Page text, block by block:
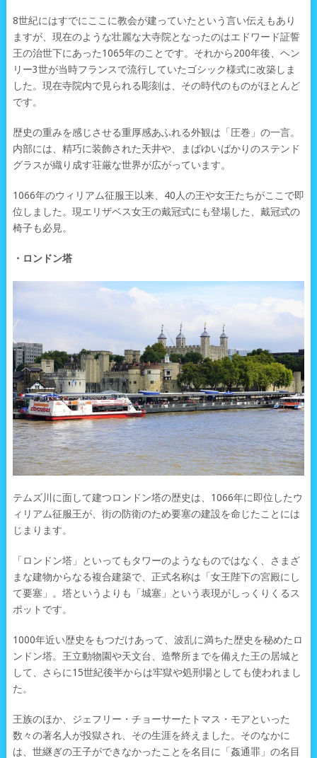
8世紀にはすでにここに教会が建っていたという言い伝えもあり
ますが、現在のような壮麗な大寺院となったのはエドワード証誓
王の治世下にあった1065年のことです。それから200年後、ヘン
リー3世が当時フランスで流行していたゴシック様式に改築しま
した。現在寺院内で見られる彫刻は、その時代のものがほとんど
です。
歴史の重みを感じさせる重厚感あふれる外観は「圧巻」の一言。
内部には、精巧に装飾された天井や、まばゆいばかりのステンド
グラスが織り成す荘厳な世界が広がっています。
1066年のウィリアム征服王以来、40人の王や女王たちがここで即
位しました。現エリザベス女王の戴冠式にも登場した、戴冠式の
椅子も必見。
・ロンドン塔
テムズ川に面して建つロンドン塔の歴史は、1066年に即位したウ
ィリアム征服王が、街の防衛のため要塞の建設を命じたことには
じまります。
「ロンドン塔」といってもタワーのようなものではなく、さまざ
まな建物からなる複合建築で、正式名称は「女王陛下の宮殿にし
て要塞」。塔というよりも「城塞」という表現がしっくりくるス
ポットです。
1000年近い歴史をもつだけあって、波乱に満ちた歴史を秘めたロ
ンドン塔。王立動物園や天文台、造幣所までを備えた王の居城と
して、さらに15世紀後半からは牢獄や処刑場としても使われまし
た。
王族のほか、ジェフリー・チョーサーたトマス・モアといった
数々の著名人が投獄され、その生涯を終えました。そのなかに
は、世継ぎの王子ができなかったことを名目に「姦通罪」の名目